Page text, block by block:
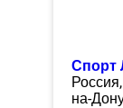
Спорт
на-